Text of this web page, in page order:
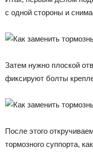
с одной стороны и
Затем нужно плоской
фиксируют болты
После этого
тормозного суппорта,